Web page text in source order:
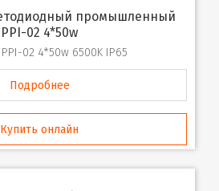
PPI-02 4*50w
PPI-02 4*50w 6500K IP65
Подробнее
Купить онлайн